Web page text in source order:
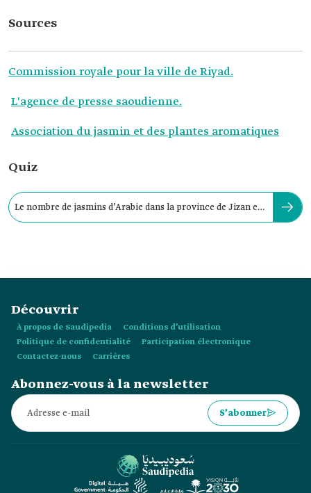
Sources
Commission royale pour la ville de Riyad.
L'agence de presse saoudienne.
Association du jasmin et des plantes aromatiques
Quiz
Le nombre de jasmins d’Arabie dans la province de Jizan est
Découvrir
À propos de Saudipedia
Conditions d’utilisation
Politique de confidentialité
Participation électronique
Contactez-nous
Carrières
Abonnez-vous à la newsletter
S’abonner